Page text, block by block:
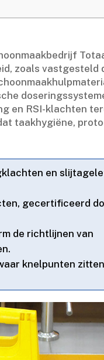
zoals vastgesteld
en RSI-klachten
taakhygiëne,
en
gecertificeerd
de richtlijnen van
knelpunten